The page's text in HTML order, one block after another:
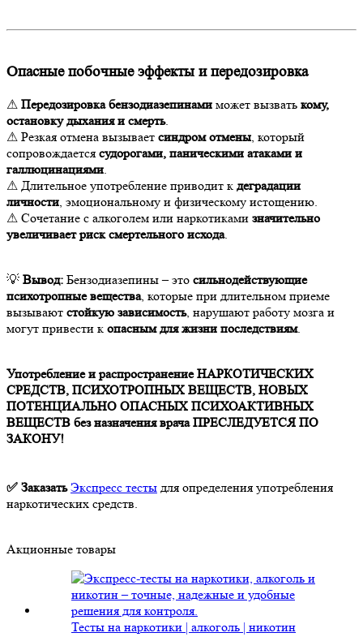
Опасные побочные эффекты и передозировка
⚠ Передозировка бензодиазепинами может вызвать кому,
остановку дыхания и смерть.
⚠ Резкая отмена вызывает синдром отмены, который
сопровождается судорогами, паническими атаками и
галлюцинациями.
⚠ Длительное употребление приводит к деградации
личности, эмоциональному и физическому истощению.
⚠ Сочетание с алкоголем или наркотиками значительно
увеличивает риск смертельного исхода.
💡 Вывод: Бензодиазепины – это сильнодействующие
психотропные вещества, которые при длительном приеме
вызывают стойкую зависимость, нарушают работу мозга и
могут привести к опасным для жизни последствиям.
Употребление и распространение НАРКОТИЧЕСКИХ
СРЕДСТВ, ПСИХОТРОПНЫХ ВЕЩЕСТВ, НОВЫХ
ПОТЕНЦИАЛЬНО ОПАСНЫХ ПСИХОАКТИВНЫХ
ВЕЩЕСТВ без назначения врача ПРЕСЛЕДУЕТСЯ ПО
ЗАКОНУ!
✅ Заказать Экспресс тесты для определения употребления
наркотических средств.
Акционные товары
Тесты на наркотики | алкоголь | никотин